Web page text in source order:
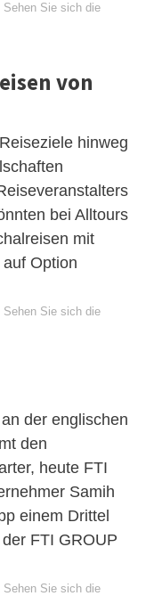
Sehen Sie sich die
von
hinweg
bei Alltours
mit
Option
Sehen Sie sich die
der englischen
den
heute FTI
Samih
einem Drittel
FTI GROUP
Sehen Sie sich die